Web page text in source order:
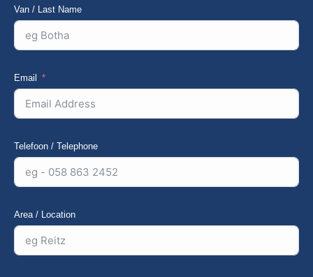
Van / Last Name
Email
Telefoon / Telephone
Area / Location